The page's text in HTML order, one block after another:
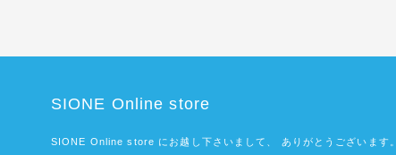
SIONE Online store
SIONE Online store にお越し下さいまして、 ありがとうございます。